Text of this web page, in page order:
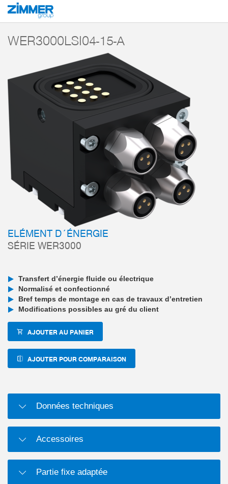
Démarrage Produits
WER3000LSI04-15-A
ELÉMENT D´ÉNERGIE
SÉRIE WER3000
Transfert d’énergie fluide ou électrique
Normalisé et confectionné
Bref temps de montage en cas de travaux d’entretien
Modifications possibles au gré du client
AJOUTER AU PANIER
AJOUTER POUR COMPARAISON
Données techniques
Accessoires
Partie fixe adaptée